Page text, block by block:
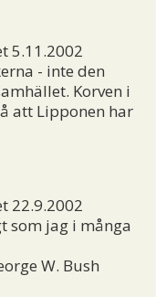
5.11.2002
- inte den
Korven i
att Lipponen har
22.9.2002
som jag i många
W. Bush